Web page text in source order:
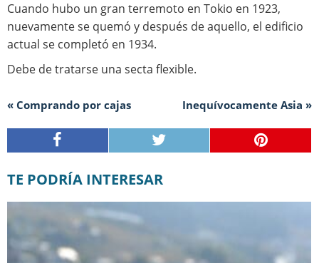
Cuando hubo un gran terremoto en Tokio en 1923,
nuevamente se quemó y después de aquello, el edificio
actual se completó en 1934.
Debe de tratarse una secta flexible.
« Comprando por cajas Inequívocamente Asia »
TE PODRÍA INTERESAR